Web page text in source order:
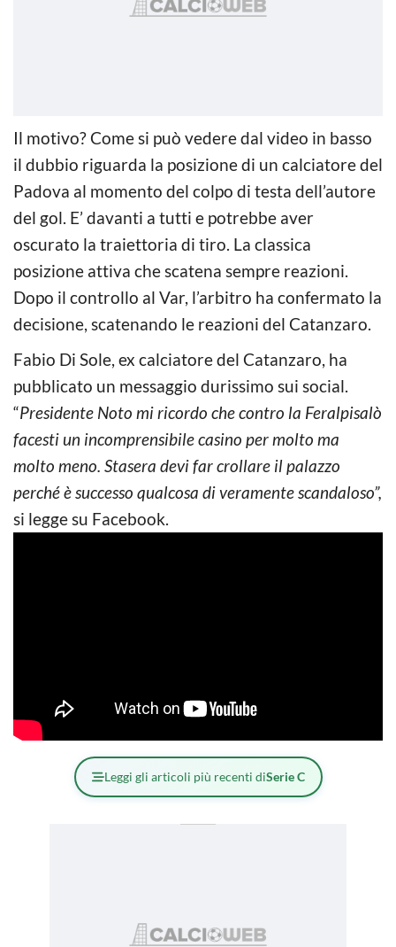
Il motivo? Come si può vedere dal video in basso
il dubbio riguarda la posizione di un calciatore del
Padova al momento del colpo di testa dell’autore
del gol. E’ davanti a tutti e potrebbe aver
oscurato la traiettoria di tiro. La classica
posizione attiva che scatena sempre reazioni.
Dopo il controllo al Var, l’arbitro ha confermato la
decisione, scatenando le reazioni del Catanzaro.
Fabio Di Sole, ex calciatore del Catanzaro, ha
pubblicato un messaggio durissimo sui social.
“Presidente Noto mi ricordo che contro la Feralpisalò
facesti un incomprensibile casino per molto ma
molto meno. Stasera devi far crollare il palazzo
perché è successo qualcosa di veramente scandaloso”,
si legge su Facebook.
Leggi gli articoli più recenti diSerie C